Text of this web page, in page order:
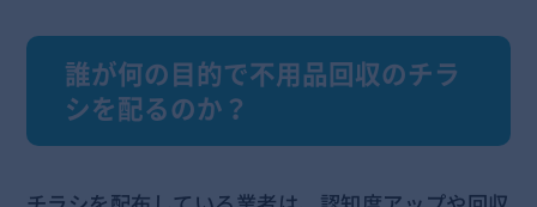
誰が何の目的で不用品回収のチラ
シを配るのか？